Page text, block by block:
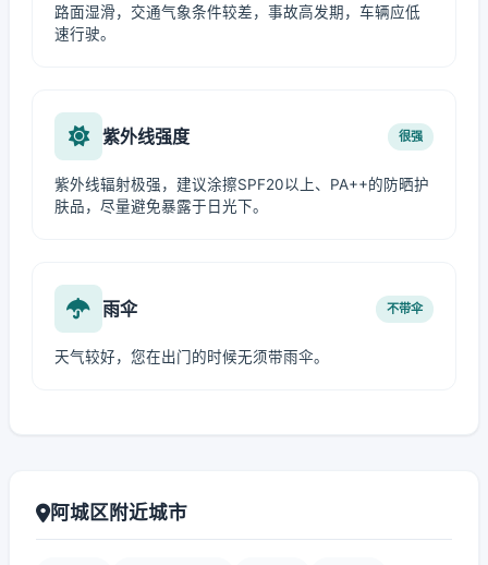
路面湿滑，交通气象条件较差，事故高发期，车辆应低
速行驶。
紫外线强度 很强
紫外线辐射极强，建议涂擦SPF20以上、PA++的防晒护
肤品，尽量避免暴露于日光下。
雨伞 不带伞
天气较好，您在出门的时候无须带雨伞。
阿城区附近城市